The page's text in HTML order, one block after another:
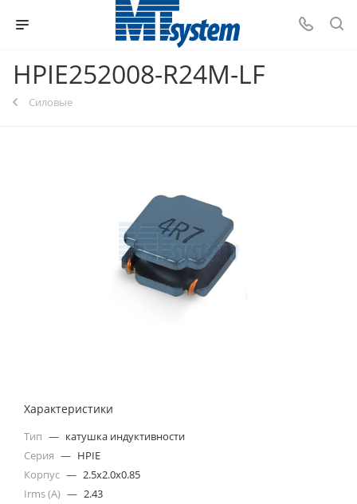
HPIE252008-R24M-LF
Силовые
Характеристики
Тип — катушка индуктивности
Серия — HPIE
Корпус — 2.5x2.0x0.85
Irms (A) — 2.43